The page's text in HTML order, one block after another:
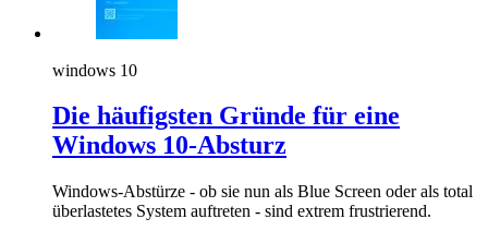
windows 10
Die häufigsten Gründe für eine
Windows 10-Absturz
Windows-Abstürze - ob sie nun als Blue Screen oder als total
überlastetes System auftreten - sind extrem frustrierend.